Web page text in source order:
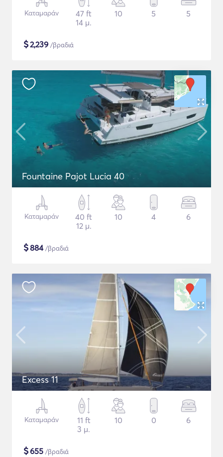
Καταμαράν
47 ft
14 μ.
10 5 5
$2,239 /βραδιά
Fountaine Pajot Lucia 40
Καταμαράν
40 ft
12 μ.
10 4 6
$884/βραδιά
Excess 11
Καταμαράν
11 ft
3 μ.
10 0 6
$655 /βραδιά